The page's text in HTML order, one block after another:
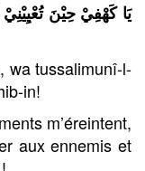
يَا كَهْفِيْ حِيْنَ
wa tussalimunî-l-
in!
m’éreintent,
aux ennemis et